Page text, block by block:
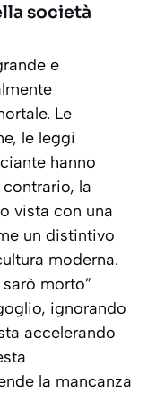
società
e
Le
le leggi
hanno
la
vista con una
un distintivo
moderna.
morto”
ignorando
accelerando
la mancanza